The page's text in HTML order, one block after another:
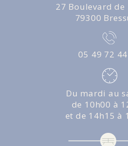
27 Boulevard de
79300
05 49 72
Du mardi au
de 10h00 à
et de 14h15 à